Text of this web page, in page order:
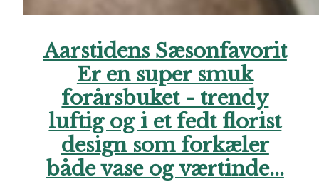
Aarstidens Sæsonfavorit
Er en super smuk
forårsbuket - trendy
luftig og i et fedt florist
design som forkæler
både vase og værtinde...